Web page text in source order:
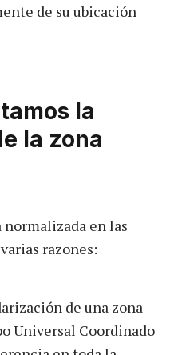
de su ubicación
la
la zona
en las
razones:
de una zona
Universal Coordinado